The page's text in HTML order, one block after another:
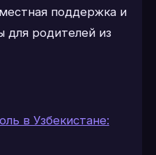
поддержка и
для родителей из
в Узбекистане: